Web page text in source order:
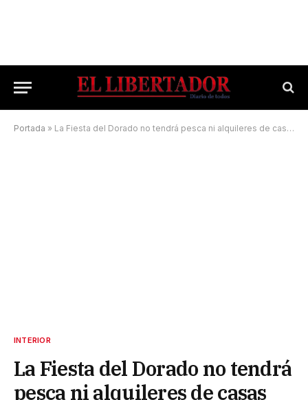
Portada » La Fiesta del Dorado no tendrá pesca ni alquileres de casas para jóvenes
INTERIOR
La Fiesta del Dorado no tendrá
pesca ni alquileres de casas